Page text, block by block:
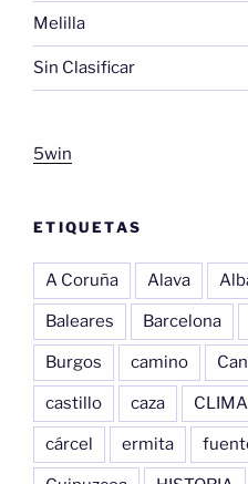
Melilla
Sin Clasificar
5win
ETIQUETAS
A Coruña Alava
Baleares Barcelona
Burgos camino
castillo caza CLIMA
cárcel ermita